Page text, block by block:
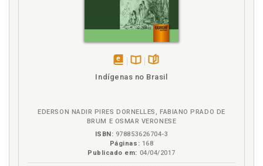
de adotantes chilenos, p. 103
Adotante. Cadastrode adotantes, p. 169
Afetividade. Filiação afetiva e filiação adotiva, p. 148
Afetividade. Filiação biológicae filiação afetiva no
Agência de adoção. Adoção através deagência ou
Agenciamento e adoção independente nos Estados
em
Disponível
páginas
Indígenas no Brasil
EDERSON NADIR PIRES DORNELLES, FABIANO PRADO DE
BRUM E OSMAR VERONESE
ISBN: 978853626704-3
Páginas: 168
Publicado em: 04/04/2017